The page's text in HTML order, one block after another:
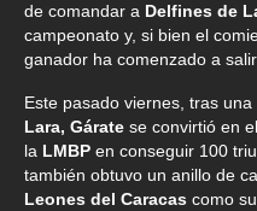
de comandar a Delfines de
campeonato y, si bien el
ganador ha comenzado a
Este pasado viernes, tras
Lara, Gárate se convirtió en
la LMBP en conseguir 100
también obtuvo un anillo de
Leones del Caracas como